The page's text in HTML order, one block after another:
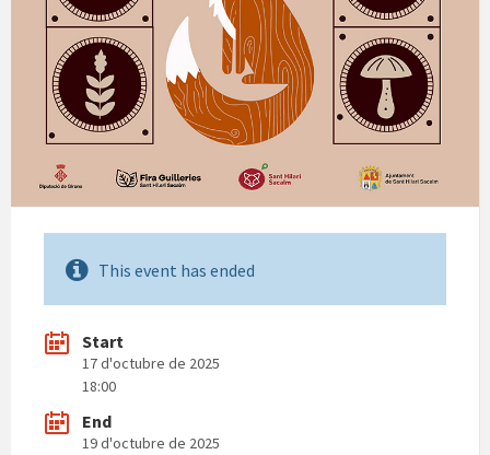
This event has ended
Start
17 d'octubre de 2025
18:00
End
19 d'octubre de 2025